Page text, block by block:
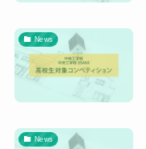
News
News